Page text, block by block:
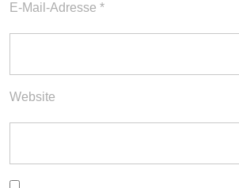
E-Mail-Adresse *
Website